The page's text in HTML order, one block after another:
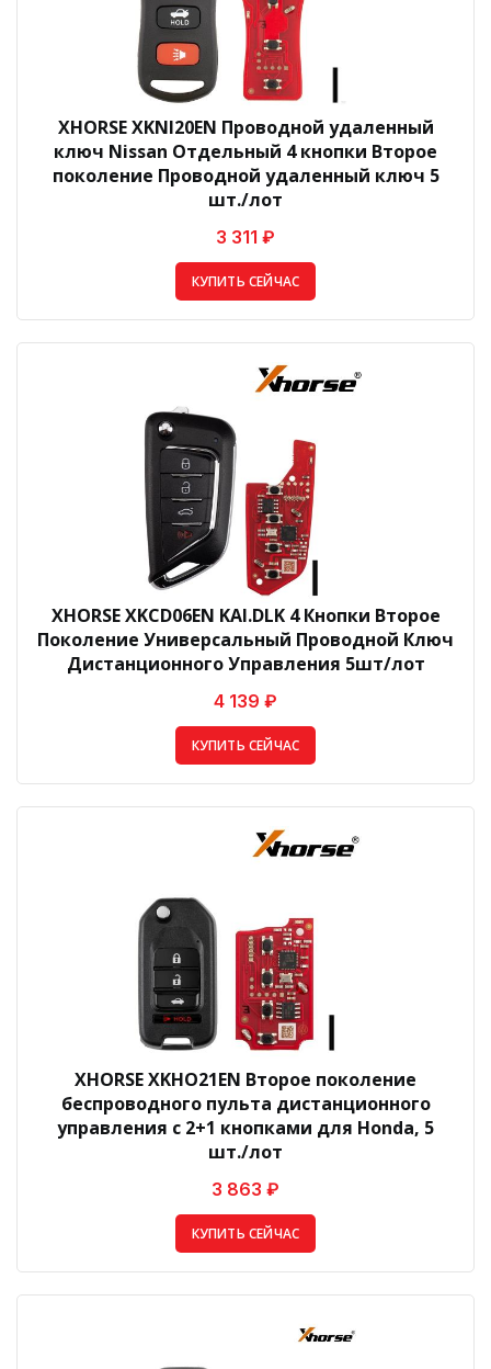
XHORSE XKNI20EN Проводной удаленный
ключ Nissan Отдельный 4 кнопки Второе
поколение Проводной удаленный ключ 5
шт./лот
3 311 ₽
КУПИТЬ СЕЙЧАС
XHORSE XKCD06EN KAI.DLK 4 Кнопки Второе
Поколение Универсальный Проводной Ключ
Дистанционного Управления 5шт/лот
4 139 ₽
КУПИТЬ СЕЙЧАС
XHORSE XKHO21EN Второе поколение
беспроводного пульта дистанционного
управления с 2+1 кнопками для Honda, 5
шт./лот
3 863 ₽
КУПИТЬ СЕЙЧАС